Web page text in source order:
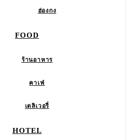
ฮ่องกง
FOOD
ร้านอาหาร
คาเฟ่
เดลิเวอรี่
HOTEL